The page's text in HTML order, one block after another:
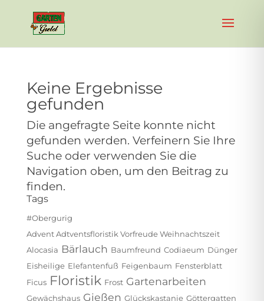
Keine Ergebnisse
gefunden
Die angefragte Seite konnte nicht
gefunden werden. Verfeinern Sie Ihre
Suche oder verwenden Sie die
Navigation oben, um den Beitrag zu
finden.
Tags
#obergurig
Advent Adtventsfloristik Vorfreude Weihnachtszeit
Alocasia Bärlauch Baumfreund Codiaeum Dünger
Eisheilige Elefantenfuß Feigenbaum Fensterblatt
Ficus Floristik Frost Gartenarbeiten
Gewächshaus Gießen Glückskastanie Göttergatten